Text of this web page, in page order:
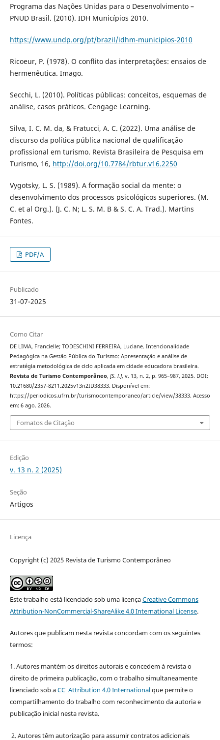
Programa das Nações Unidas para o Desenvolvimento –
PNUD Brasil. (2010). IDH Municípios 2010.
https://www.undp.org/pt/brazil/idhm-municipios-2010
Ricoeur, P. (1978). O conflito das interpretações: ensaios de
hermenêutica. Imago.
Secchi, L. (2010). Políticas públicas: conceitos, esquemas de
análise, casos práticos. Cengage Learning.
Silva, I. C. M. da, & Fratucci, A. C. (2022). Uma análise de
discurso da política pública nacional de qualificação
profissional em turismo. Revista Brasileira de Pesquisa em
Turismo, 16, http://doi.org/10.7784/rbtur.v16.2250
Vygotsky, L. S. (1989). A formação social da mente: o
desenvolvimento dos processos psicológicos superiores. (M.
C. et al Org.). (J. C. N; L. S. M. B & S. C. A. Trad.). Martins
Fontes.
PDF/A
Publicado
31-07-2025
Como Citar
DE LIMA, Francielle; TODESCHINI FERREIRA, Luciane. Intencionalidade
Pedagógica na Gestão Pública do Turismo: Apresentação e análise de
estratégia metodológica de ciclo aplicada em cidade educadora brasileira.
Revista de Turismo Contemporâneo, [S. l.], v. 13, n. 2, p. 965–987, 2025. DOI:
10.21680/2357-8211.2025v13n2ID38333. Disponível em:
https://periodicos.ufrn.br/turismocontemporaneo/article/view/38333. Acesso
em: 6 ago. 2026.
Fomatos de Citação
Edição
v. 13 n. 2 (2025)
Seção
Artigos
Licença
Copyright (c) 2025 Revista de Turismo Contemporâneo
Este trabalho está licenciado sob uma licençaCreative Commons
Attribution-NonCommercial-ShareAlike 4.0 International License.
Autores que publicam nesta revista concordam com os seguintes
termos:
1. Autores mantém os direitos autorais e concedem à revista o
direito de primeira publicação, com o trabalho simultaneamente
licenciado sob aCC Attribution 4.0 Internationalque permite o
compartilhamento do trabalho com reconhecimento da autoria e
publicação inicial nesta revista.
2. Autores têm autorização para assumir contratos adicionais